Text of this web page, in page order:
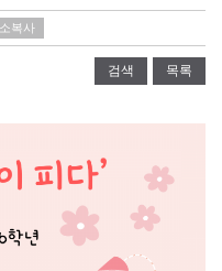
복사
검색 목록